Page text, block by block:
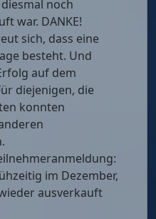
noch
war. DANKE!
sich, dass eine
besteht. Und
auf dem
diejenigen, die
konnten
im Dezember,
ausverkauft